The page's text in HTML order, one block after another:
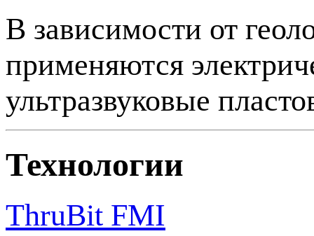
В зависимости от
применяются
ультразвуковые
Технологии
ThruBit FMI